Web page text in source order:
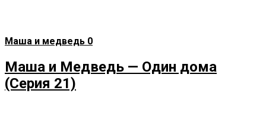
Маша и медведь 0
Маша и Медведь — Один дома
(Серия 21)